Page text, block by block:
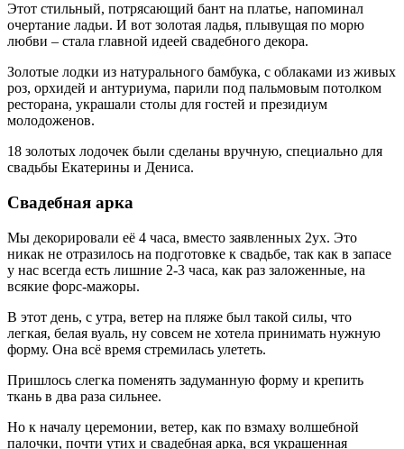
Этот стильный, потрясающий бант на платье, напоминал
очертание ладьи. И вот золотая ладья, плывущая по морю
любви – стала главной идеей свадебного декора.
Золотые лодки из натурального бамбука, с облаками из живых
роз, орхидей и антуриума, парили под пальмовым потолком
ресторана, украшали столы для гостей и президиум
молодоженов.
18 золотых лодочек были сделаны вручную, специально для
свадьбы Екатерины и Дениса.
Свадебная арка
Мы декорировали её 4 часа, вместо заявленных 2ух. Это
никак не отразилось на подготовке к свадьбе, так как в запасе
у нас всегда есть лишние 2-3 часа, как раз заложенные, на
всякие форс-мажоры.
В этот день, с утра, ветер на пляже был такой силы, что
легкая, белая вуаль, ну совсем не хотела принимать нужную
форму. Она всё время стремилась улететь.
Пришлось слегка поменять задуманную форму и крепить
ткань в два раза сильнее.
Но к началу церемонии, ветер, как по взмаху волшебной
палочки, почти утих и свадебная арка, вся украшенная